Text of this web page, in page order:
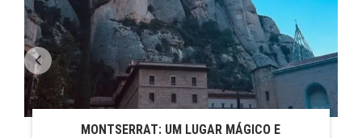
MONTSERRAT: UM LUGAR MÁGICO E